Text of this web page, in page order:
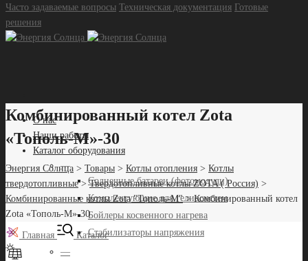
Часто задаваемые вопросы Техническая документация Готовые
решения
О нас
Наши работы
Каталог оборудования
—
Солнечные батареи (фотомодули)
Комплектующие для гелиосистем
Бойлеры косвенного нагрева
Стабилизаторы напряжения
—
Комбинированный котел Zota
«Тополь-М»-30
Энергия Солнца > Товары > Котлы отопления > Котлы
твердотопливные>Твердотопливные котлы ZOTA ( Россия) >
Комбинированные котлы Zota "Тополь-М">Комбинированный котел
Zota «Тополь-М»-30
Главная Каталог